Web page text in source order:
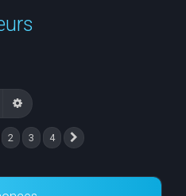
RechercherRecherche avancée
2 3 4